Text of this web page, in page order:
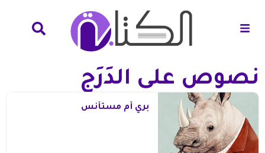
نصوص على الدَرَج
بري أم مستأنس